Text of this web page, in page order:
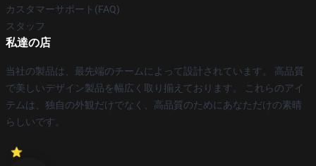
カスタマーサポート(FAQ)
スタッフ
私達の店
当社の製品は、最先端のチームによって設計されています。 高品質
で美しいデザイン製品を幅広く取り揃えております。 これらのアイ
テムは、独自の外観だけでなく、高品質のためにあなただけの素晴
らしいです。